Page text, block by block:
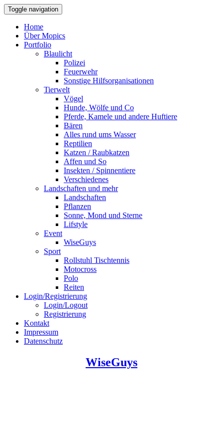
Toggle navigation
Home
Über Mopics
Portfolio
Blaulicht
Polizei
Feuerwehr
Sonstige Hilfsorganisationen
Tierwelt
Vögel
Hunde, Wölfe und Co
Pferde, Kamele und andere Huftiere
Bären
Alles rund ums Wasser
Reptilien
Katzen / Raubkatzen
Affen und So
Insekten / Spinnentiere
Verschiedenes
Landschaften und mehr
Landschaften
Pflanzen
Sonne, Mond und Sterne
Lifstyle
Event
WiseGuys
Sport
Rollstuhl Tischtennis
Motocross
Polo
Reiten
Login/Registrierung
Login/Logout
Registrierung
Kontakt
Impressum
Datenschutz
WiseGuys